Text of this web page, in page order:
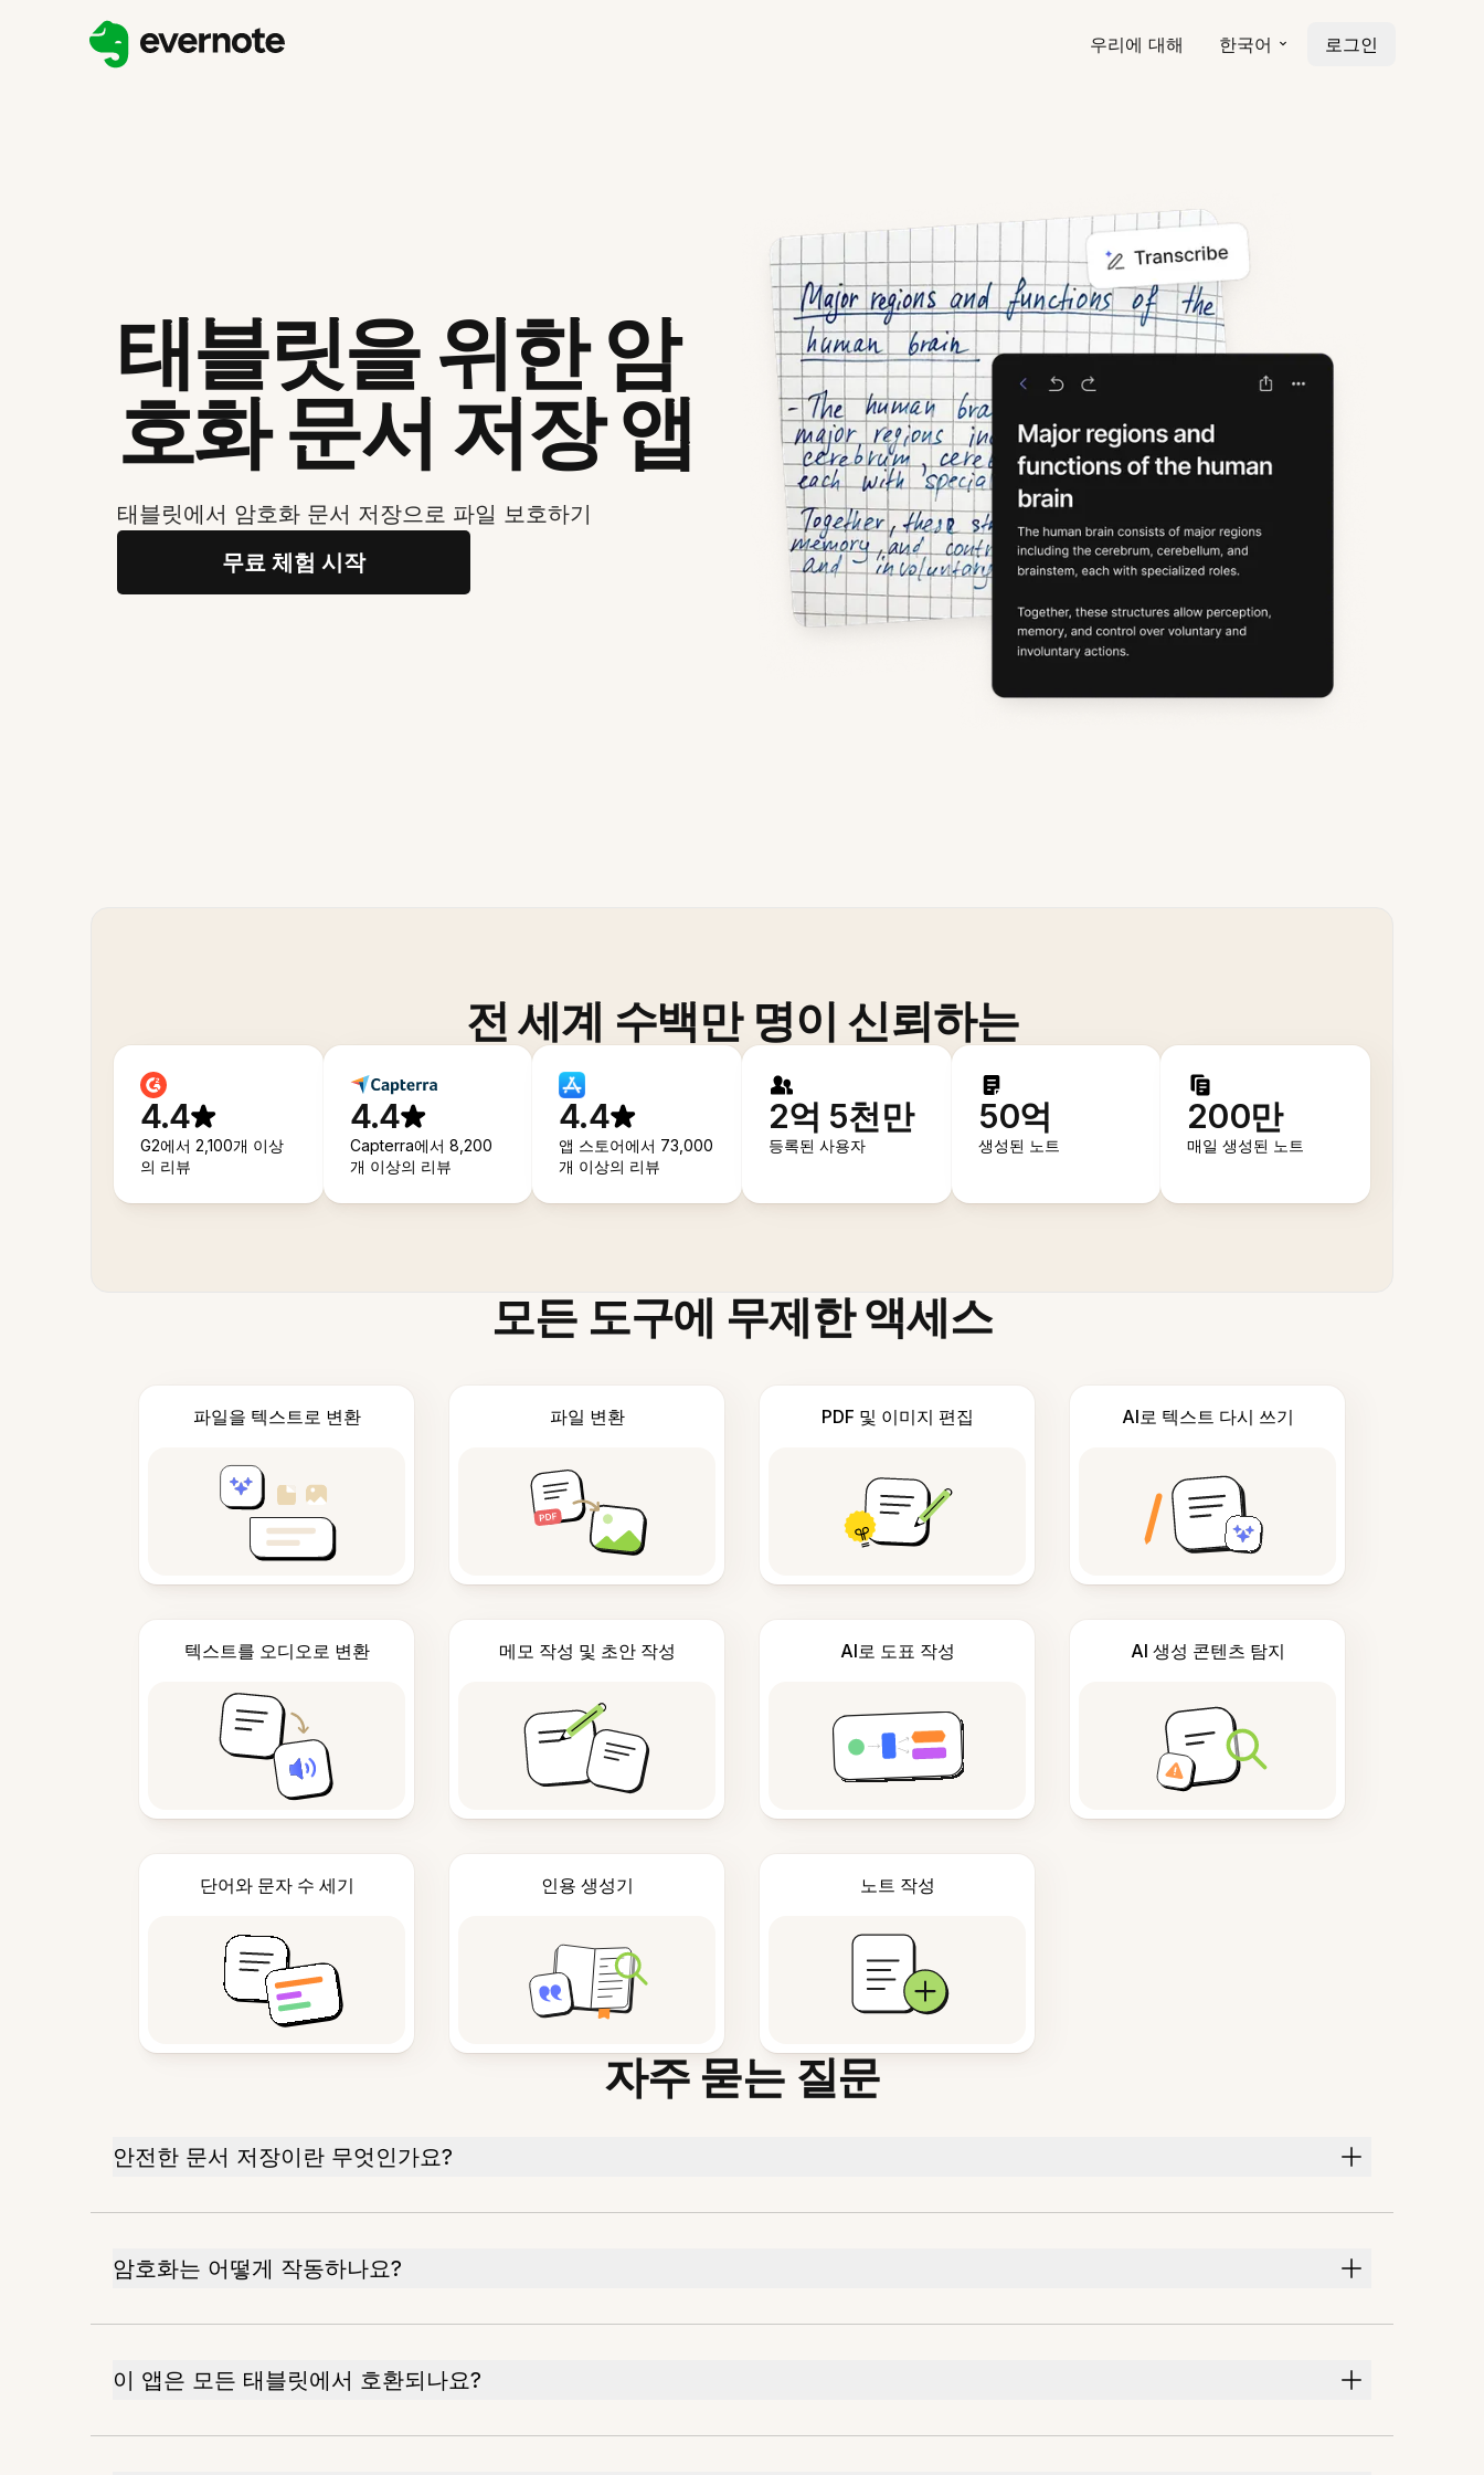
우리에 대해 한국어 로그인
태블릿을 위한 암
호화 문서 저장 앱
태블릿에서 암호화 문서 저장으로 파일 보호하기
무료 체험 시작
전 세계 수백만 명이 신뢰하는
4.4
G2에서 2,100개 이상
의 리뷰
4.4
Capterra에서 8,200
개 이상의 리뷰
4.4
앱 스토어에서 73,000
개 이상의 리뷰
2억 5천만
등록된 사용자
50억
생성된 노트
200만
매일 생성된 노트
모든 도구에 무제한 액세스
파일을 텍스트로 변환 파일 변환 PDF 및 이미지 편집 AI로 텍스트 다시 쓰기
텍스트를 오디오로 변환 메모 작성 및 초안 작성 AI로 도표 작성 AI 생성 콘텐츠 탐지
단어와 문자 수 세기 인용 생성기 노트 작성
자주 묻는 질문
안전한 문서 저장이란 무엇인가요?
암호화는 어떻게 작동하나요?
이 앱은 모든 태블릿에서 호환되나요?